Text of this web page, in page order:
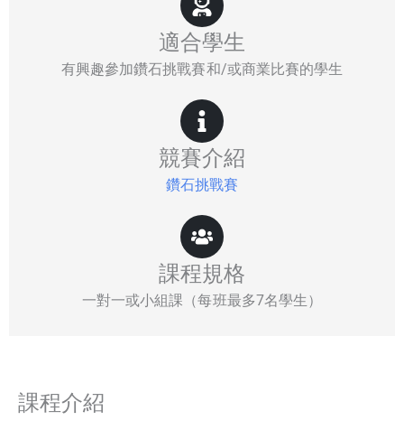
適合學生
有興趣參加鑽石挑戰賽和/或商業比賽的學生
競賽介紹
鑽石挑戰賽
課程規格
一對一或小組課（每班最多7名學生）
課程介紹